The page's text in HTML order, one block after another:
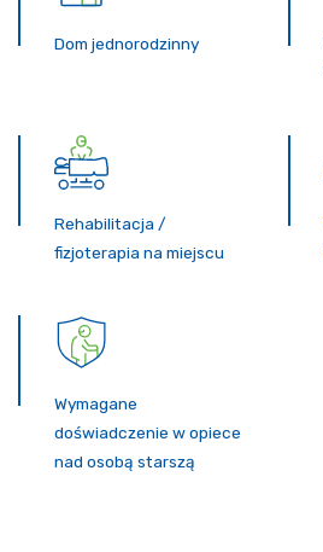
Dom jednorodzinny
Rehabilitacja /
fizjoterapia na miejscu
Wymagane
doświadczenie w opiece
nad osobą starszą